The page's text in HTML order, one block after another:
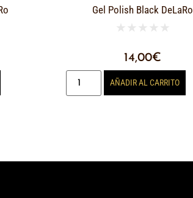
Gel Polish Black DeLaRo
★ ★ ★ ★ ★
14,00€
AÑADIR AL CARRITO